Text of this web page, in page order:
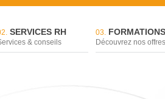
SERVICES RH
& conseils
03. FORMATIONS
Découvrez nos offres